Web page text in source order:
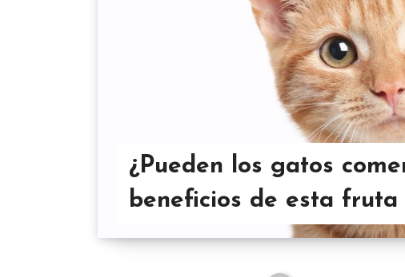
¿Pueden los gatos
beneficios de esta fruta